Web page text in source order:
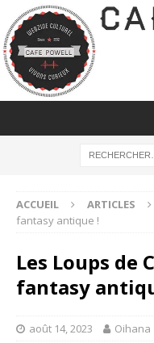
ACCUEIL ARTICLES
fantasy antique !
Les Loups de
fantasy
août 14, 2023 Oihana